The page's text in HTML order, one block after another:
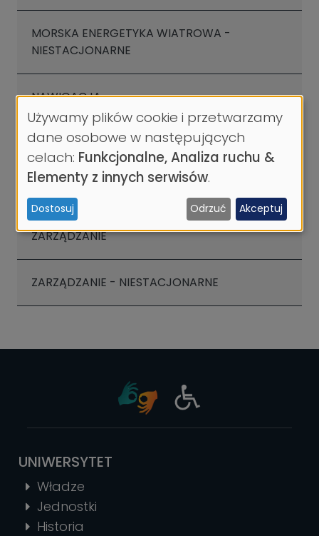
MORSKA ENERGETYKA WIATROWA -
NIESTACJONARNE
NAWIGACJA
SYSTEMY TELEINFORMATYCZNE
TRANSPORT
ZARZĄDZANIE
ZARZĄDZANIE - NIESTACJONARNE
UNIWERSYTET
Władze
Jednostki
Historia
Wykorzystanie
danych
osobowych
i
ciasteczek
Używamy plików cookie i przetwarzamy
dane osobowe w następujących
celach: Funkcjonalne, Analiza ruchu &
Elementy z innych serwisów.
Dostosuj Odrzuć Akceptuj